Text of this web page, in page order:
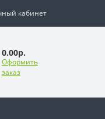
кабинет
0.00р.
Оформить
заказ